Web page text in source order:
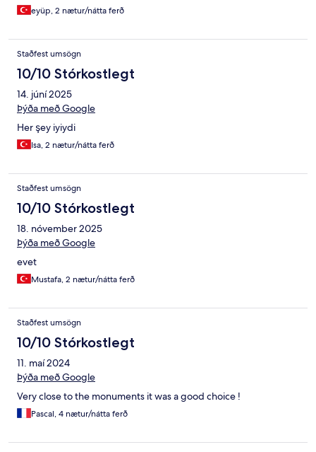
eyüp, 2 nætur/nátta ferð
Staðfest umsögn
10/10 Stórkostlegt
14. júní 2025
Þýða með Google
Her şey iyiydi
Isa, 2 nætur/nátta ferð
Staðfest umsögn
10/10 Stórkostlegt
18. nóvember 2025
Þýða með Google
evet
Mustafa, 2 nætur/nátta ferð
Staðfest umsögn
10/10 Stórkostlegt
11. maí 2024
Þýða með Google
Very close to the monuments it was a good choice !
Pascal, 4 nætur/nátta ferð